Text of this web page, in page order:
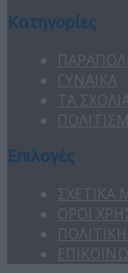
Κατηγορίες
ΓΥΝΑΙΚΑ
ΤΑ
Επιλογές
ΣΧΕΤΙΚΑ
ΟΡΟΙ